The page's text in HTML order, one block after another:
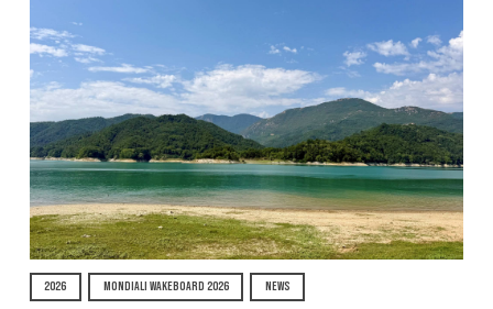
2026 MONDIALI WAKEBOARD 2026 NEWS